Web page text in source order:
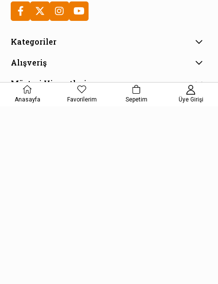
Kategoriler
Alışveriş
Müşteri Hizmetleri
E-Bülten Aboneliği
Anasayfa Favorilerim Sepetim Üye Girişi